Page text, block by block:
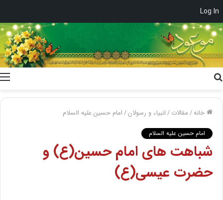
Log In
خانه/مقالات/انبیاء و رسولان/امام حسین علیه السلام
امام حسین علیه السلام
شباهت های امام حسین(ع) و
حضرت عیسی(ع)